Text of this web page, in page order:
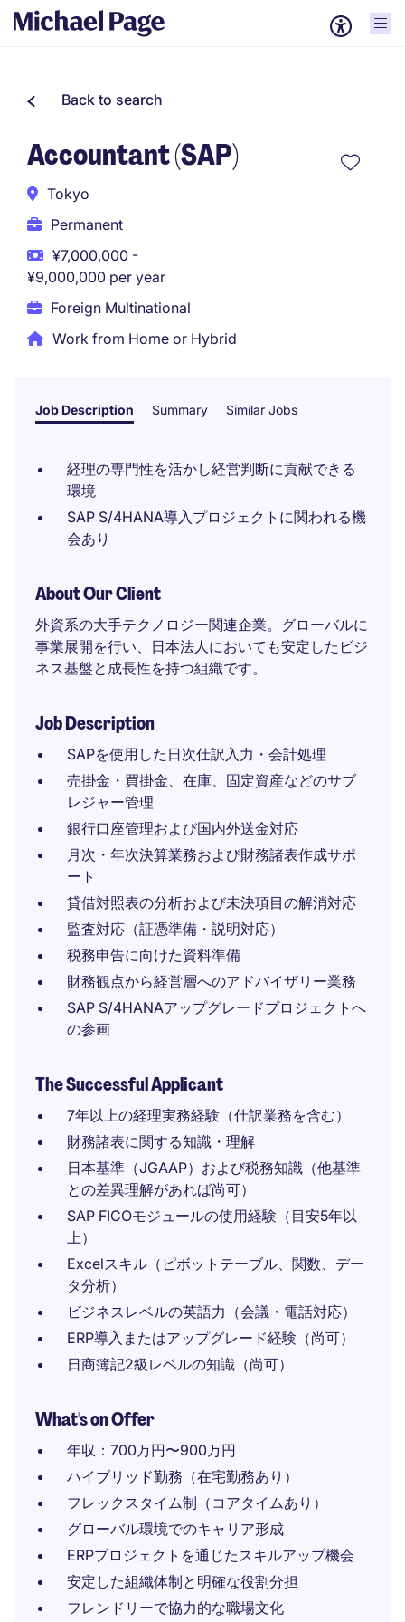
Back to search
Accountant (SAP)
Tokyo
Permanent
¥7,000,000 -
¥9,000,000 per year
Foreign Multinational
Work from Home or Hybrid
Job Description Summary Similar Jobs
経理の専門性を活かし経営判断に貢献できる
環境
SAP S/4HANA導入プロジェクトに関われる機
会あり
About Our Client
外資系の大手テクノロジー関連企業。グローバルに
事業展開を行い、日本法人においても安定したビジ
ネス基盤と成長性を持つ組織です。
Job Description
SAPを使用した日次仕訳入力・会計処理
売掛金・買掛金、在庫、固定資産などのサブ
レジャー管理
銀行口座管理および国内外送金対応
月次・年次決算業務および財務諸表作成サポ
ート
貸借対照表の分析および未決項目の解消対応
監査対応（証憑準備・説明対応）
税務申告に向けた資料準備
財務観点から経営層へのアドバイザリー業務
SAP S/4HANAアップグレードプロジェクトへ
の参画
The Successful Applicant
7年以上の経理実務経験（仕訳業務を含む）
財務諸表に関する知識・理解
日本基準（JGAAP）および税務知識（他基準
との差異理解があれば尚可）
SAP FICOモジュールの使用経験（目安5年以
上）
Excelスキル（ピボットテーブル、関数、デー
タ分析）
ビジネスレベルの英語力（会議・電話対応）
ERP導入またはアップグレード経験（尚可）
日商簿記2級レベルの知識（尚可）
What's on Offer
年収：700万円〜900万円
ハイブリッド勤務（在宅勤務あり）
フレックスタイム制（コアタイムあり）
グローバル環境でのキャリア形成
ERPプロジェクトを通じたスキルアップ機会
安定した組織体制と明確な役割分担
フレンドリーで協力的な職場文化